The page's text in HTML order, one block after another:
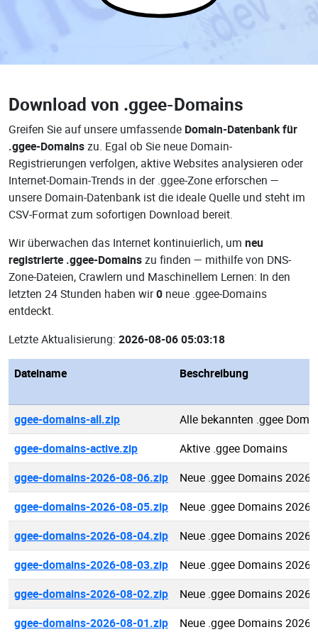
Download von .ggee-Domains
Greifen Sie auf unsere umfassende Domain-Datenbank für
.ggee-Domainszu. Egal ob Sie neue Domain-
Registrierungen verfolgen, aktive Websites analysieren oder
Internet-Domain-Trends in der .ggee-Zone erforschen —
unsere Domain-Datenbank ist die ideale Quelle und steht im
CSV-Format zum sofortigen Download bereit.
Wir überwachen das Internet kontinuierlich, um neu
registrierte .ggee-Domainszu finden — mithilfe von DNS-
Zone-Dateien, Crawlern und Maschinellem Lernen: In den
letzten 24 Stunden haben wir0 neue .ggee-Domains
entdeckt.
Letzte Aktualisierung: 2026-08-06 05:03:18
Dateiname Beschreibung
ggee-domains-all.zip
Alle bekannten .ggee
ggee-domains-active.zip
Aktive .ggee Domains
ggee-domains-2026-08-06.zip
Neue .ggee Domains 2026-
ggee-domains-2026-08-05.zip
Neue .ggee Domains 2026-
ggee-domains-2026-08-04.zip
Neue .ggee Domains 2026-
ggee-domains-2026-08-03.zip
Neue .ggee Domains 2026-
ggee-domains-2026-08-02.zip
Neue .ggee Domains 2026-
ggee-domains-2026-08-01.zip
Neue .ggee Domains 2026-